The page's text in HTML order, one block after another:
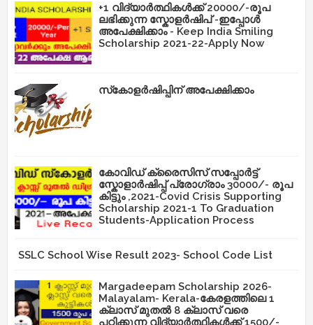
+1 വിദ്യാർത്ഥികൾക്ക് 20000/-രൂപ
ലഭിക്കുന്ന സ്കോളർഷിപ് -ഇപ്പോൾ
അപേക്ഷിക്കാം - Keep India Smiling
Scholarship 2021-22-Apply Now
സ്‌കോളർഷിപ്പിന് അപേക്ഷിക്കാം
കോവിഡ് ക്രൈസിസ് സപ്പോർട്ട്
സ്കോളാർഷിപ്പ് പ്രോഗ്രാം 30000/- രൂപ
കിട്ടും ,2021-Covid Crisis Supporting
Scholarship 2021-1 To Graduation
Students-Application Process
SSLC School Wise Result 2023- School Code List
Margadeepam Scholarship 2026-
Malayalam- Kerala-കേരളത്തിലെ 1
ക്ലാസ് മുതൽ 8 ക്ലാസ് വരെ